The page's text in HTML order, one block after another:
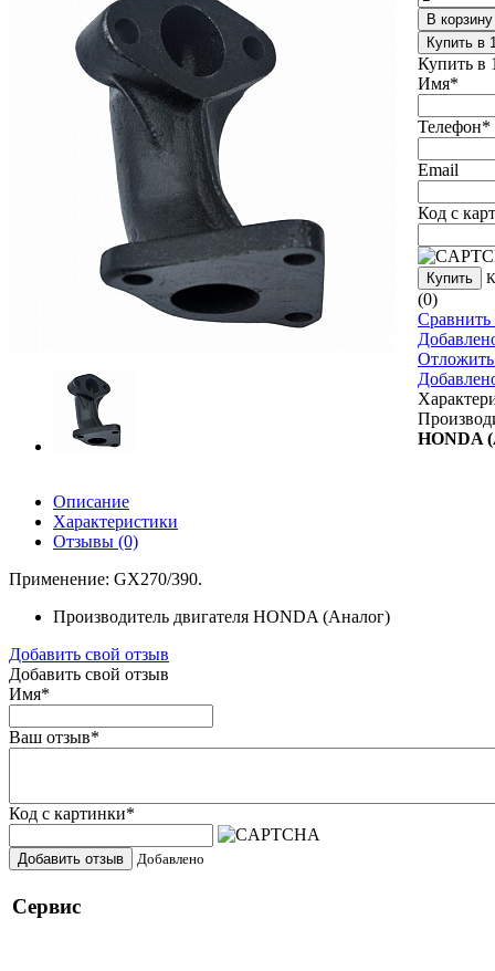
В корзину
Купить в
Купить в
Имя*
Телефон*
Email
Код с
Купить
(0)
Сравнить
Отложить
HONDA
Описание
Характеристики
Отзывы (0)
Применение: GX270/390.
Производитель двигателя HONDA (Aналог)
Добавить свой отзыв
Добавить свой отзыв
Имя*
Ваш отзыв*
Код с картинки*
Добавить отзыв Добавлено
Сервис